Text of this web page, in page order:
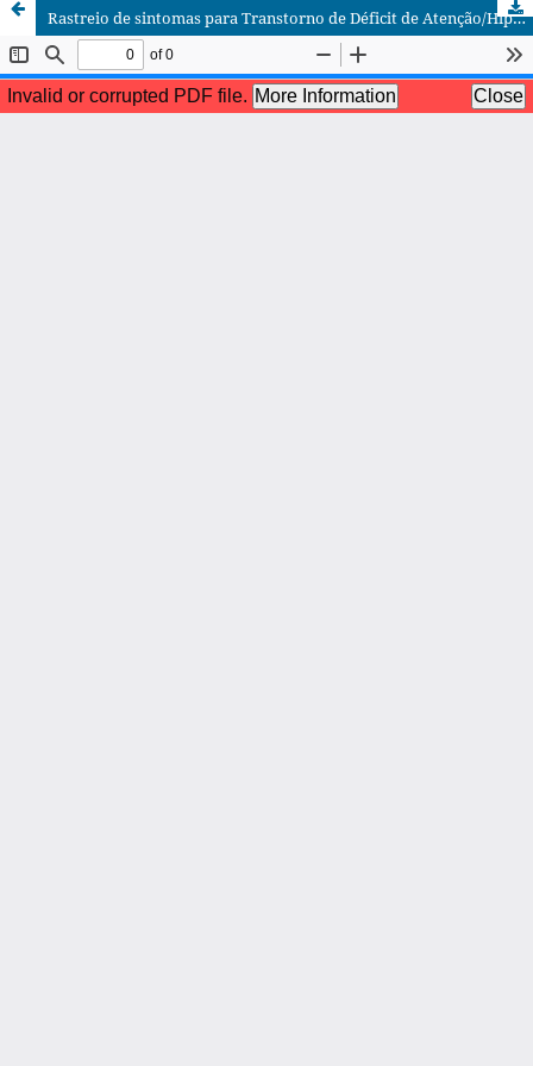
Rastreio de sintomas para Transtorno de Déficit de Atenção/Hiperatividade e uso de psicoestimulantes entre estudantes de medicina.